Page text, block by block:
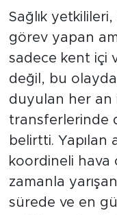
Sağlık
görev yapan
sadece kent içi
değil, bu
duyulan her an
transferlerinde
belirtti. Yapılan
koordineli hava
zamanla
sürede ve en